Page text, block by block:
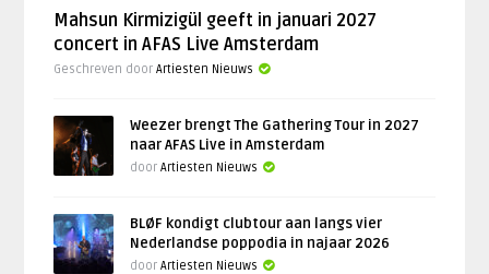
Mahsun Kirmizigül geeft in januari 2027
concert in AFAS Live Amsterdam
Geschreven doorArtiesten Nieuws
Weezer brengt The Gathering Tour in 2027
naar AFAS Live in Amsterdam
doorArtiesten Nieuws
BLØF kondigt clubtour aan langs vier
Nederlandse poppodia in najaar 2026
doorArtiesten Nieuws